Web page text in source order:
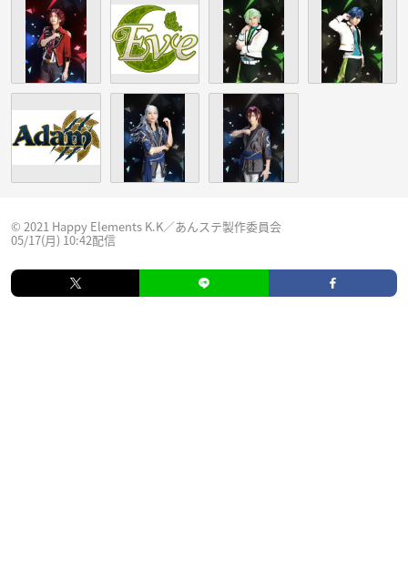
© 2021 Happy Elements K.K／あんステ製作委員会
05/17(月) 10:42配信